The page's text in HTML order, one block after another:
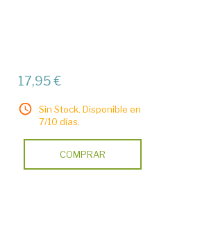
17,95 €
Sin Stock. Disponible en
7/10 días.
COMPRAR